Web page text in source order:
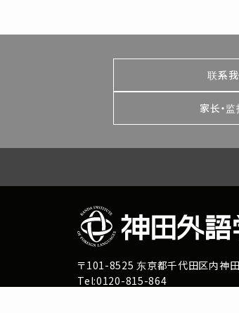
联系
家长・
〒101-8525 东京都千代田区内神
Tel:0120-815-864